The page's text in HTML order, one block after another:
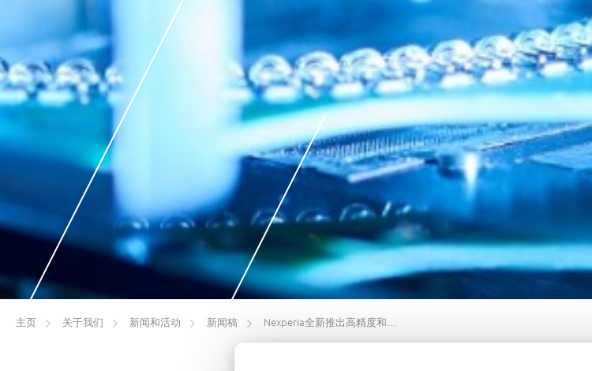
主页 关于我们 新闻和活动 新闻稿 Nexperia全新推出高精度和超低静态电流的汽车级LDO系列